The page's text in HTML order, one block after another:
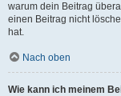
warum dein Beitrag
einen Beitrag nicht
hat.
Nach oben
Wie kann ich meinem